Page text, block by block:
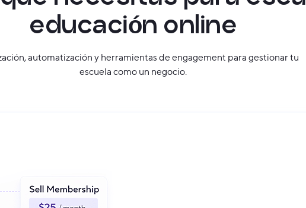
educación online
automatización y herramientas de engagement para gestionar tu
escuela como un negocio.